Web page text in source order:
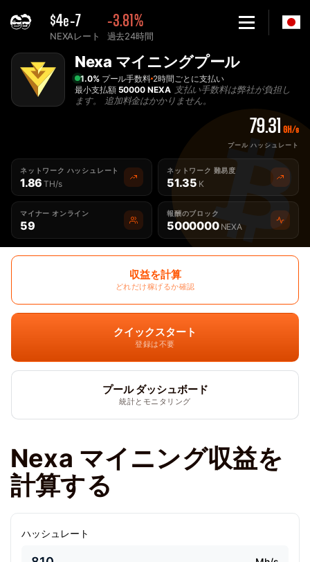
$4e-7
NEXAレート
-3.81%
過去24時間
Home
最高の Nexa マイニングプール - 2Miners
Nexa マイニングプール
1.0%プール手数料 2時間ごとに支払い
最小支払額 50000 NEXA 支払い手数料は弊社が負担し
ます。 追加料金はかかりません。
79.31 GH/s
プール ハッシュレート
ネットワーク ハッシュレート
1.86 TH/s
ネットワーク 難易度
51.35 K
マイナー オンライン
59
報酬のブロック
5000000 NEXA
収益を計算
どれだけ稼げるか確認
クイックスタート
登録は不要
プール ダッシュボード
統計とモニタリング
Nexa マイニング収益を
計算する
ハッシュレート